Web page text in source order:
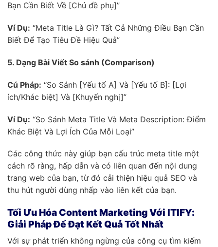
Bạn Cần Biết Về [Chủ đề phụ]”
Ví Dụ: “Meta Title Là Gì? Tất Cả Những Điều Bạn Cần
Biết Để Tạo Tiêu Đề Hiệu Quả”
5. Dạng Bài Viết So sánh (Comparison)
Cú Pháp: “So Sánh [Yếu tố A] Và [Yếu tố B]: [Lợi
ích/Khác biệt] Và [Khuyến nghị]”
Ví Dụ: “So Sánh Meta Title Và Meta Description: Điểm
Khác Biệt Và Lợi Ích Của Mỗi Loại”
Các công thức này giúp bạn cấu trúc meta title một
cách rõ ràng, hấp dẫn và có liên quan đến nội dung
trang web của bạn, từ đó cải thiện hiệu quả SEO và
thu hút người dùng nhấp vào liên kết của bạn.
Tối Ưu Hóa Content Marketing Với ITIFY:
Giải Pháp Để Đạt Kết Quả Tốt Nhất
Với sự phát triển không ngừng của công cụ tìm kiếm